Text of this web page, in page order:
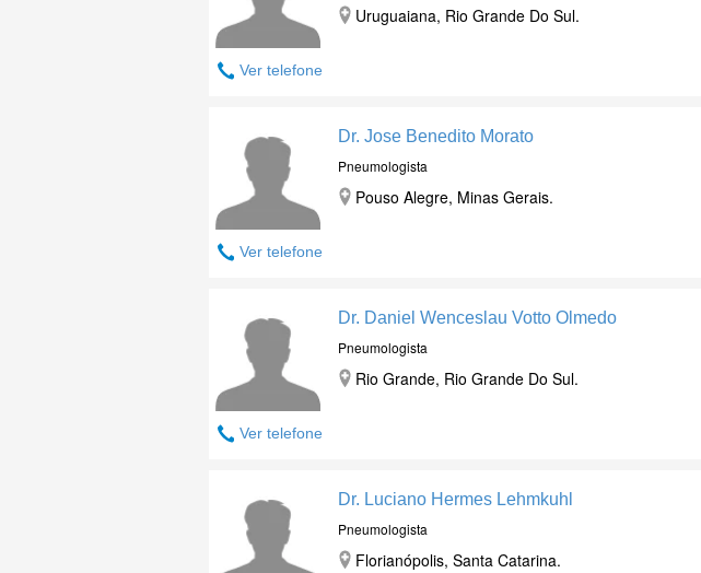
Ver telefone
Uruguaiana, Rio Grande Do Sul.
Ver telefone
Dr. Jose Benedito Morato
Pneumologista
Pouso Alegre, Minas Gerais.
Ver telefone
Dr. Daniel Wenceslau Votto Olmedo
Pneumologista
Rio Grande, Rio Grande Do Sul.
Dr. Luciano Hermes Lehmkuhl
Pneumologista
Florianópolis, Santa Catarina.